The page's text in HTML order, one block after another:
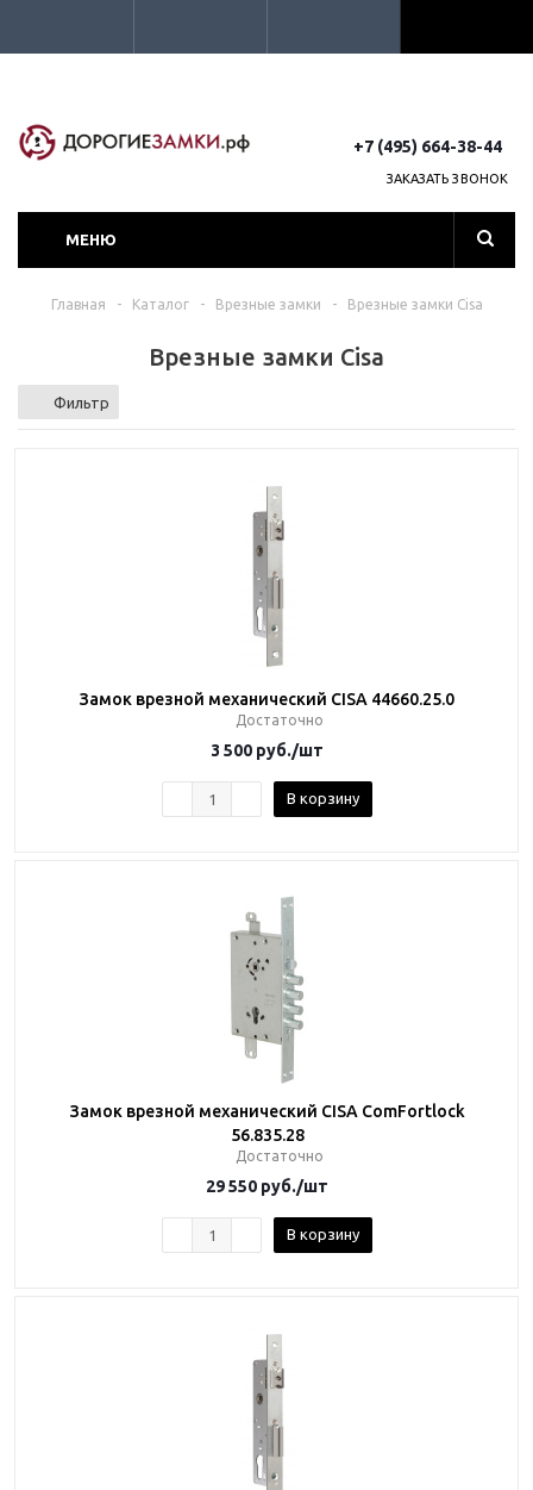
+7 (495) 664-38-44
ЗАКАЗАТЬ ЗВОНОК
МЕНЮ
Главная - Каталог - Врезные замки - Врезные замки Cisa
Врезные замки Cisa
Фильтр
Замок врезной механический CISA 44660.25.0
Достаточно
3 500 руб./шт
В корзину
Замок врезной механический CISA ComFortlock
56.835.28
Достаточно
29 550 руб./шт
В корзину